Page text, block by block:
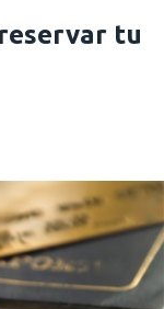
tu